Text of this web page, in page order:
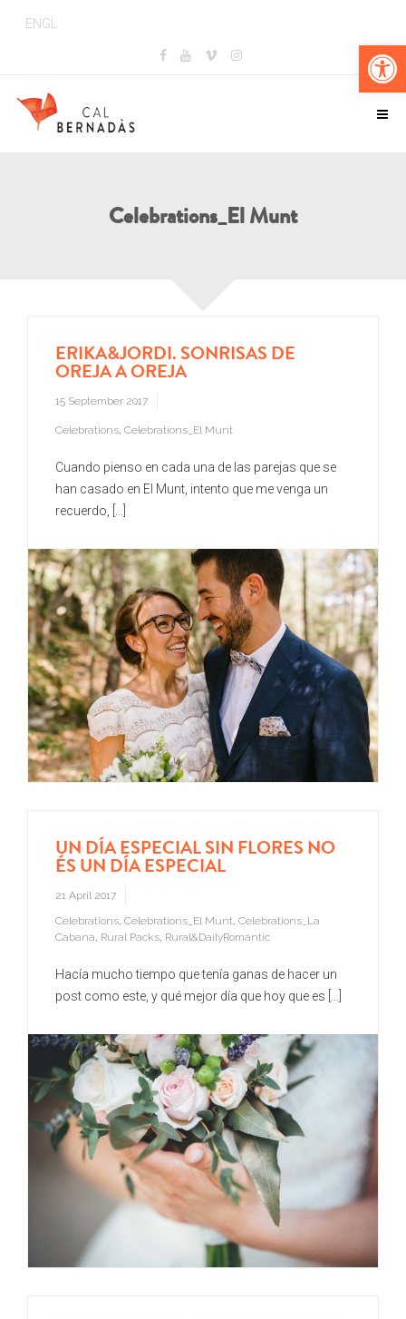
ENGL
Celebrations_El Munt
ERIKA&JORDI. SONRISAS DE
OREJA A OREJA
15 September 2017
Celebrations, Celebrations_El Munt
Cuando pienso en cada una de las parejas que se
han casado en El Munt, intento que me venga un
recuerdo, [...]
UN DÍA ESPECIAL SIN FLORES NO
ÉS UN DÍA ESPECIAL
21 April 2017
Celebrations, Celebrations_El Munt, Celebrations_La
Cabana, Rural Packs, Rural&DailyRomantic
Hacía mucho tiempo que tenía ganas de hacer un
post como este, y qué mejor día que hoy que es [...]